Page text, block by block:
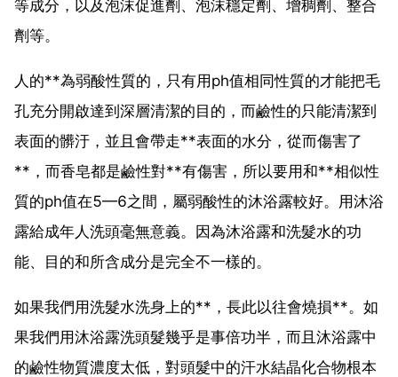
等成分，以及泡沫促進劑、泡沫穩定劑、增稠劑、整合
劑等。
人的**為弱酸性質的，只有用ph值相同性質的才能把毛
孔充分開啟達到深層清潔的目的，而鹼性的只能清潔到
表面的髒汙，並且會帶走**表面的水分，從而傷害了
**，而香皂都是鹼性對**有傷害，所以要用和**相似性
質的ph值在5—6之間，屬弱酸性的沐浴露較好。用沐浴
露給成年人洗頭毫無意義。因為沐浴露和洗髮水的功
能、目的和所含成分是完全不一樣的。
如果我們用洗髮水洗身上的**，長此以往會燒損**。如
果我們用沐浴露洗頭髮幾乎是事倍功半，而且沐浴露中
的鹼性物質濃度太低，對頭髮中的汗水結晶化合物根本